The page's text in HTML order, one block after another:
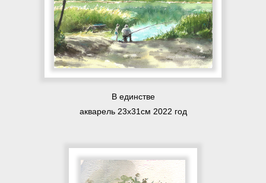
В единстве
акварель 23х31см 2022 год